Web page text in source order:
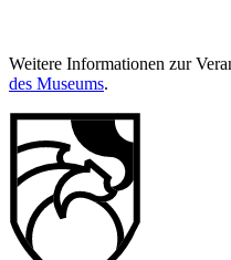
Weitere Informationen zur
des Museums.